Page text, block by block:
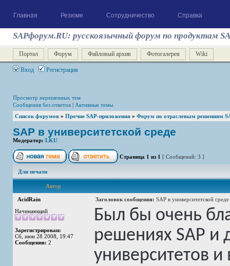
Главная Резюме Сотрудничество Справка
SAPфорум.RU: русскоязычный форум по продуктам
Портал Форум Файловый архив Фотогалерея Wiki
Вход Регистрация
Просмотр нерешенных тем
Сообщения без ответов | Активные темы
Список форумов » Прочие SAP-приложения » Форум по отраслевым решениям
SAP в университетской среде
Модератор: LKU
Страница 1 из 1 [ Сообщений: 3 ]
Для печати
Автор
AcidRain Заголовок сообщения: SAP в университетской среде
Начинающий
Зарегистрирован:
Сб, июн 28 2008, 19:47
Сообщения: 2
Был бы очень
решениях SAP и
университетов